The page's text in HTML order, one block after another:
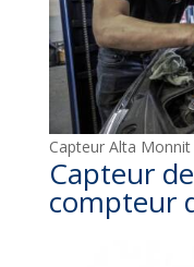
Capteur Alta
Capteur
compteur